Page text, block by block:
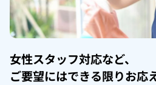
女性スタッフ対応など、
ご要望にはできる限りお応